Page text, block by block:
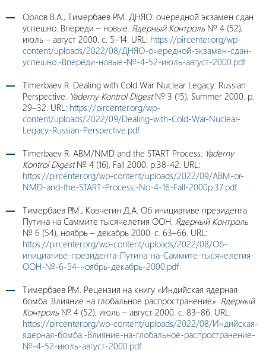
Орлов В.А., Тимербаев Р.М. ДНЯО: очередной экзамен сдан
успешно. Впереди – новые. Ядерный Контроль № 4 (52),
июль – август 2000. c. 5–14. URL: https://pircenter.org/wp-
content/uploads/2022/08/ДНЯО-очередной-экзамен-сдан-
успешно.-Впереди-новые-№-4-52-июль-август-2000.pdf
Timerbaev R. Dealing with Cold War Nuclear Legacy: Russian
Perspective. Yaderny Kontrol Digest№ 3 (15), Summer 2000. p.
29–32. URL: https://pircenter.org/wp-
content/uploads/2022/09/Dealing-with-Cold-War-Nuclear-
Legacy-Russian-Perspective.pdf
Timerbaev R. ABM/NMD and the START Process. Yaderny
Kontrol Digest№ 4 (16), Fall 2000. p.38-42. URL:
https://pircenter.org/wp-content/uploads/2022/09/ABM-or-
NMD-and-the-START-Process.-No-4-16-Fall-2000p.37.pdf
Тимербаев Р.М., Ковчегин Д.А. Об инициативе президента
Путина на Саммите тысячелетия ООН. Ядерный Контроль
№ 6 (54), ноябрь – декабрь 2000. с. 63–66. URL:
https://pircenter.org/wp-content/uploads/2022/08/Об-
инициативе-президента-Путина-на-Саммите-тысячелетия-
ООН-№-6-54-ноябрь-декабрь-2000.pdf
Тимербаев Р.М. Рецензия на книгу «Индийская ядерная
бомба. Влияние на глобальное распространение». Ядерный
Контроль № 4 (52), июль – август 2000. с. 83–86. URL:
https://pircenter.org/wp-content/uploads/2022/08/Индийская-
ядерная-бомба.-Влияние-на-глобальное-распространение-
№-4-52-июль-август-2000.pdf